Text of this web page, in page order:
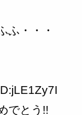
ふ・・・
でとう!!